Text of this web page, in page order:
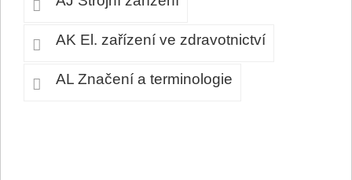
AK El. zařízení ve zdravotnictví
AL Značení a terminologie